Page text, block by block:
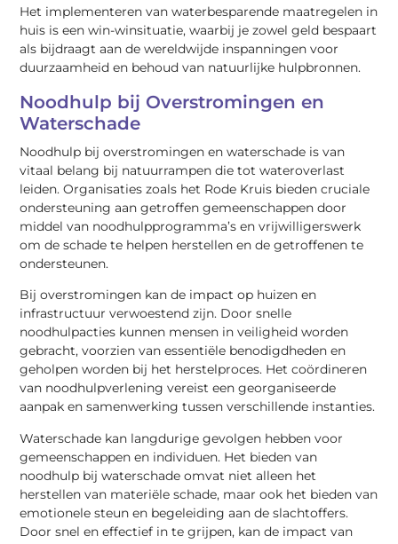
Het implementeren van waterbesparende maatregelen in
huis is een win-winsituatie, waarbij je zowel geld bespaart
als bijdraagt aan de wereldwijde inspanningen voor
duurzaamheid en behoud van natuurlijke hulpbronnen.
Noodhulp bij Overstromingen en
Waterschade
Noodhulp bij overstromingen en waterschade is van
vitaal belang bij natuurrampen die tot wateroverlast
leiden. Organisaties zoals het Rode Kruis bieden cruciale
ondersteuning aan getroffen gemeenschappen door
middel van noodhulpprogramma’s en vrijwilligerswerk
om de schade te helpen herstellen en de getroffenen te
ondersteunen.
Bij overstromingen kan de impact op huizen en
infrastructuur verwoestend zijn. Door snelle
noodhulpacties kunnen mensen in veiligheid worden
gebracht, voorzien van essentiële benodigdheden en
geholpen worden bij het herstelproces. Het coördineren
van noodhulpverlening vereist een georganiseerde
aanpak en samenwerking tussen verschillende instanties.
Waterschade kan langdurige gevolgen hebben voor
gemeenschappen en individuen. Het bieden van
noodhulp bij waterschade omvat niet alleen het
herstellen van materiële schade, maar ook het bieden van
emotionele steun en begeleiding aan de slachtoffers.
Door snel en effectief in te grijpen, kan de impact van